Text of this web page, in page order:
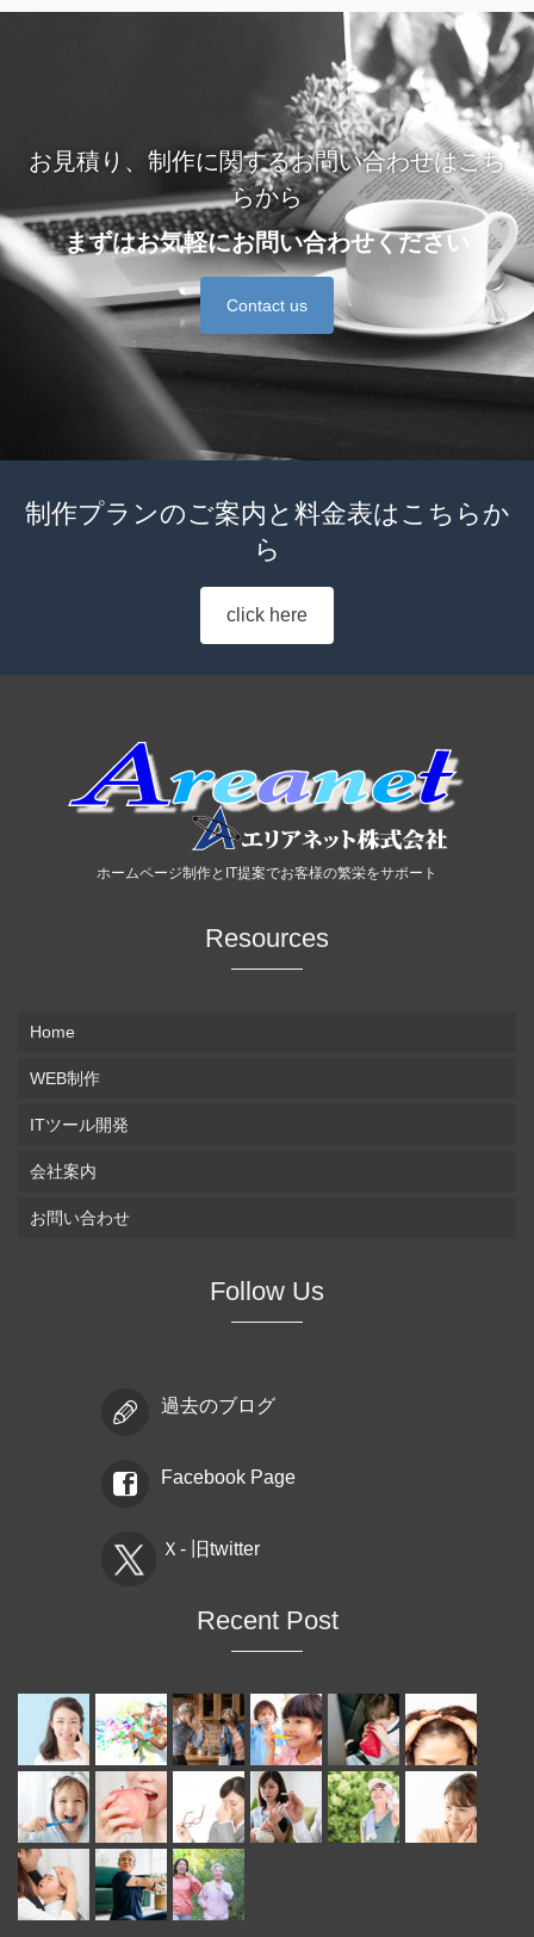
お見積り、制作に関するお問い合わせはこち
らから
まずはお気軽にお問い合わせください
Contact us
制作プランのご案内と料金表はこちらか
ら
click here
ホームページ制作とIT提案でお客様の繁栄をサポート
Resources
Home
WEB制作
ITツール開発
会社案内
お問い合わせ
Follow Us
過去のブログ
Facebook Page
Ｘ- 旧twitter
Recent Post